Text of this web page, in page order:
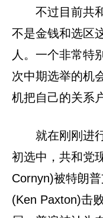
不过目前共
不是金钱和选区
人。一个非常特
次中期选举的机
机把自己的关系
就在刚刚进
初选中，共和党
Cornyn)被特朗
(Ken Paxton)击